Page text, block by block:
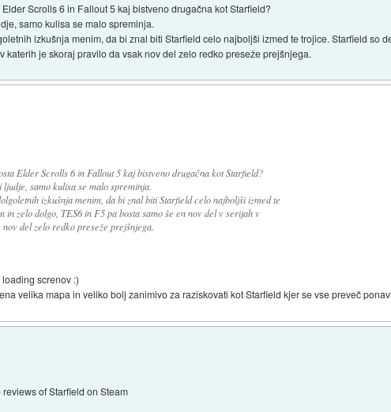
Scrolls 6 in Fallout 5 kaj bistveno drugačna kot Starfield?
samo kulisa se malo spreminja.
izkušnja menim, da bi znal biti Starfield celo najboljši izmed te trojice. Starfield so
katerih je skoraj pravilo da vsak nov del zelo redko preseže prejšnjega.
Elder Scrolls 6 in Fallout 5 kaj bistveno drugačna kot Starfield?
samo kulisa se malo spreminja.
izkušnja menim, da bi znal biti Starfield celo najboljši izmed te
zelo dolgo, TES6 in F5 pa bosta samo še en nov del v serijah v
del zelo redko preseže prejšnjega.
screnov :)
velika mapa in veliko bolj zanimivo za raziskovati kot Starfield kjer se vse preveč
of Starfield on Steam